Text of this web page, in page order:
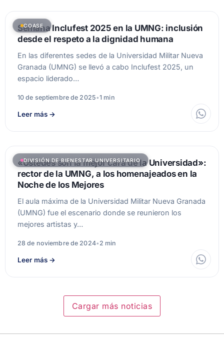
COASE
Semana Inclufest 2025 en la UMNG: inclusión
desde el respeto a la dignidad humana
En las diferentes sedes de la Universidad Militar Nueva
Granada (UMNG) se llevó a cabo Inclufest 2025, un
espacio liderado…
10 de septiembre de 2025•1 min
Leer más →
DIVISIÓN DE BIENESTAR UNIVERSITARIO
«Ustedes son la mejor cara de la Universidad»:
rector de la UMNG, a los homenajeados en la
Noche de los Mejores
El aula máxima de la Universidad Militar Nueva Granada
(UMNG) fue el escenario donde se reunieron los
mejores artistas y…
28 de noviembre de 2024• 2 min
Leer más →
Cargar más noticias